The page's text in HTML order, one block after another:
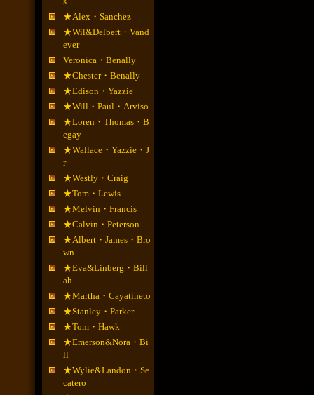
★Alex・Sanchez
★Wil&Delbert・Vand
ever
Veronica・Benally
★Chester・Benally
★Edison・Yazzie
★Will・Paul・Arviso
★Loren・Thomas・B
egay
★Wallace・Yazzie・J
r
★Westly・Craig
★Tom・Lewis
★Melvin・Francis
★Calvin・Peterson
★Albert・James・Bro
wn
★Eva&Linberg・Bill
ah
★Martha・Cayatineto
★Stanley・Parker
★Tom・Hawk
★Emerson&Nora・Bi
ll
★Wylie&Landon・Se
catero